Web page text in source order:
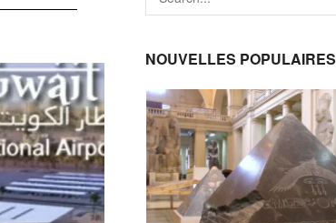
NOUVELLES POPULAIRES